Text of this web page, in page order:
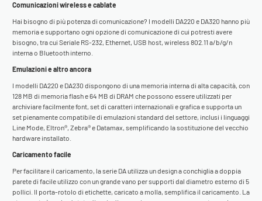
Comunicazioni wireless e cablate
Hai bisogno di più potenza di comunicazione? I modelli DA220 e DA320 hanno più
memoria e supportano ogni opzione di comunicazione di cui potresti avere
bisogno, tra cui Seriale RS-232, Ethernet, USB host, wireless 802.11 a/b/g/n
interna o Bluetooth interno.
Emulazioni e altro ancora
I modelli DA220 e DA230 dispongono di una memoria interna di alta capacità, con
128 MB di memoria flash e 64 MB di DRAM che possono essere utilizzati per
archiviare facilmente font, set di caratteri internazionali e grafica e supporta un
set pienamente compatibile di emulazioni standard del settore, inclusi i linguaggi
Line Mode, Eltron®, Zebra® e Datamax, semplificando la sostituzione del vecchio
hardware installato.
Caricamento facile
Per facilitare il caricamento, la serie DA utilizza un design a conchiglia a doppia
parete di facile utilizzo con un grande vano per supporti dal diametro esterno di 5
pollici. Il porta-rotolo di etichette, caricato a molla, semplifica il caricamento. La